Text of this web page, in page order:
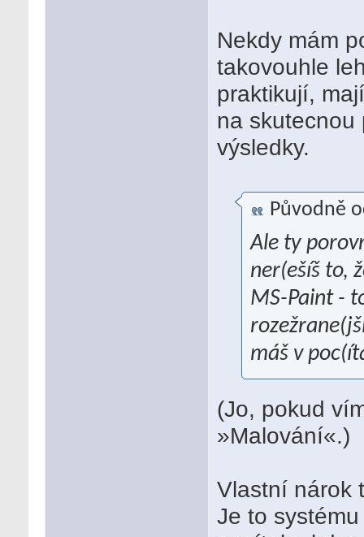
Nekdy mám
takovouhle
praktikují,
na skutecnou
výsledky.
Původně
Ale ty
ner(ešíš to,
MS-Paint -
máš v
(Jo, pokud
»Malování«.)
Vlastní nárok
Je to